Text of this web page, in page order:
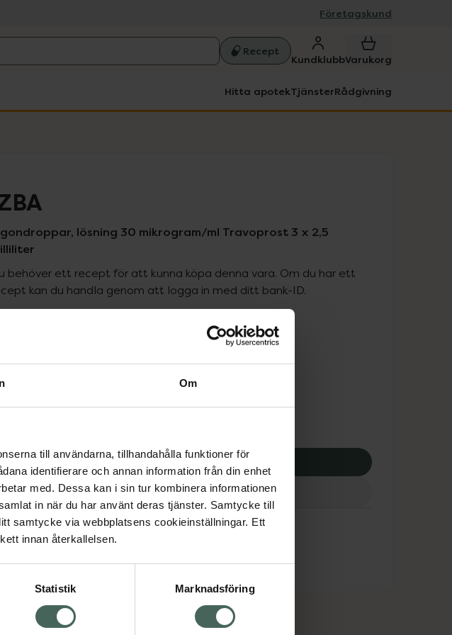
Om
till användarna, tillhandahålla funktioner för
identifierare och annan information från din enhet
med. Dessa kan i sin tur kombinera informationen
in när du har använt deras tjänster. Samtycke till
samtycke via webbplatsens cookieinställningar. Ett
innan återkallelsen.
Statistik Marknadsföring
Företagskund
Recept
KundklubbVarukorg
Hitta apotekTjänsterRådgivning
lösning 30 mikrogram/ml Travoprost 3 x 2,5
behöver ett recept för att kunna köpa denna vara. Om du har ett
kan du handla genom att logga in med ditt bank-ID.
Pris med recept
430,01 kr
Köp via ditt recept
erbjudanden
Om recept och läkemedel